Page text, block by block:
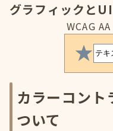
グラフィックと
WCAG AA
カラーコント
ついて